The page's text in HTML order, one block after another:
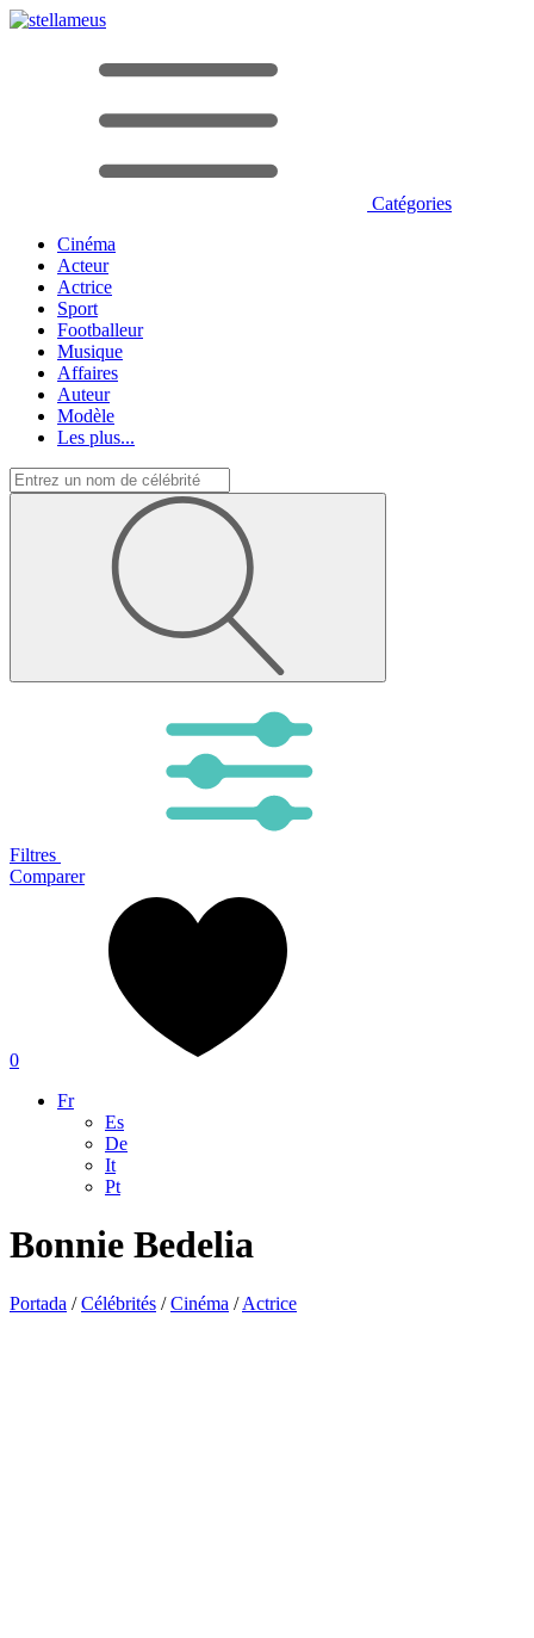
Catégories
Cinéma
Acteur
Actrice
Sport
Footballeur
Musique
Affaires
Auteur
Modèle
Les plus...
Filtres
Comparer
0
Fr
Es
De
It
Pt
Bonnie Bedelia
Portada /Célébrités /Cinéma /Actrice